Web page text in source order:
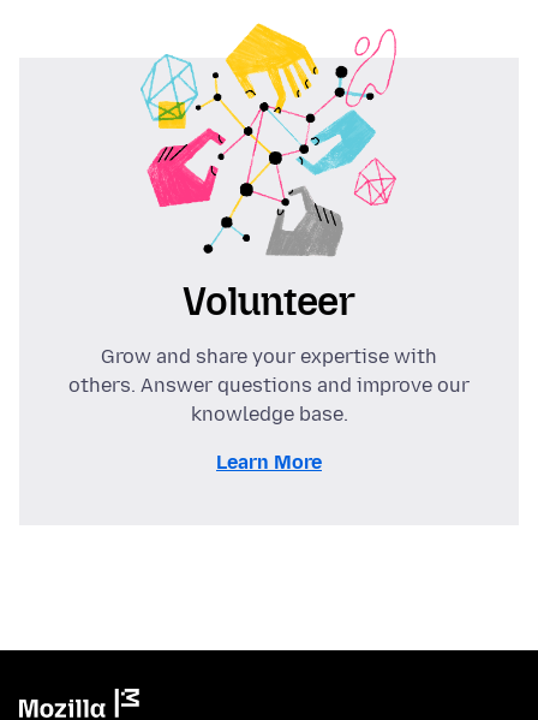
Volunteer
Grow and share your expertise with
others. Answer questions and improve our
knowledge base.
Learn More